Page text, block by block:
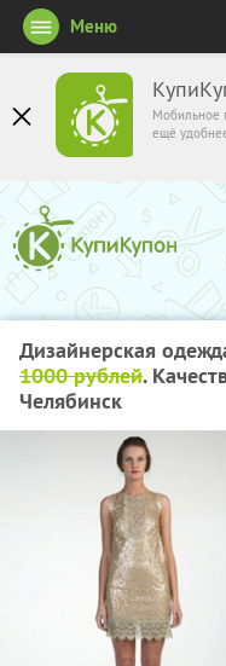
Мобильное
ещё
Меню
Дизайнерская
1000 рублей.
Челябинск